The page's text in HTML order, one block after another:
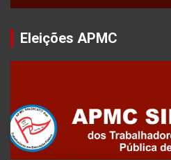
Eleições APMC